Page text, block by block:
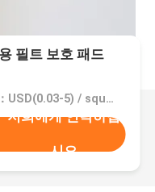
필트 보호 패드
가격：USD(0.03-5) / square meter
저희에게 연락하십
시오